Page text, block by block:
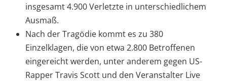
insgesamt 4.900 Verletzte in unterschiedlichem
Ausmaß.
Nach der Tragödie kommt es zu 380
Einzelklagen, die von etwa 2.800 Betroffenen
eingereicht werden, unter anderem gegen US-
Rapper Travis Scott und den Veranstalter Live